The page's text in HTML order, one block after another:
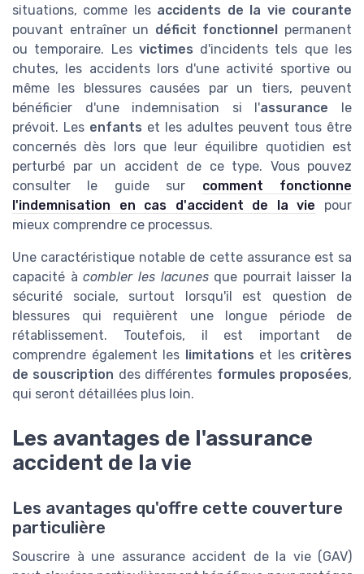
situations, comme les accidents de la vie courante
pouvant entraîner un déficit fonctionnel
permanent
ou temporaire. Les victimes d'incidents tels que les
chutes, les accidents lors d'une activité sportive ou
même les blessures causées par un tiers, peuvent
bénéficier d'une indemnisation si l'assurance le
prévoit. Les enfants et les adultes peuvent tous être
concernés dès lors que leur équilibre quotidien est
perturbé par un accident de ce type. Vous pouvez
consulter le guide sur comment fonctionne
l'indemnisation en cas d'accident de la vie pour
mieux comprendre ce processus.
Une caractéristique notable de cette assurance est sa
capacité àcombler les lacunesque pourrait laisser la
sécurité sociale, surtout lorsqu'il est question de
blessures qui requièrent une longue période de
rétablissement. Toutefois, il est important de
comprendre également les
limitations et les critères
de souscription des différentes formules proposées,
qui seront détaillées plus loin.
Les avantages de l'assurance
accident de la vie
Les avantages qu'offre cette couverture
particulière
Souscrire à une assurance accident de la vie (GAV)